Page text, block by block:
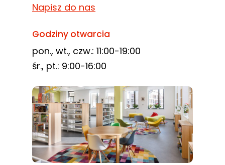
Napisz do nas
Godziny otwarcia
pon., wt., czw.: 11:00-19:00
śr., pt.: 9:00-16:00